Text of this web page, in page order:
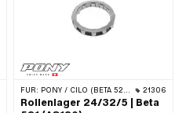
FÜR: PONY / CILO (BETA 521 & 512) 21306
Rollenlager 24/32/5 | Beta